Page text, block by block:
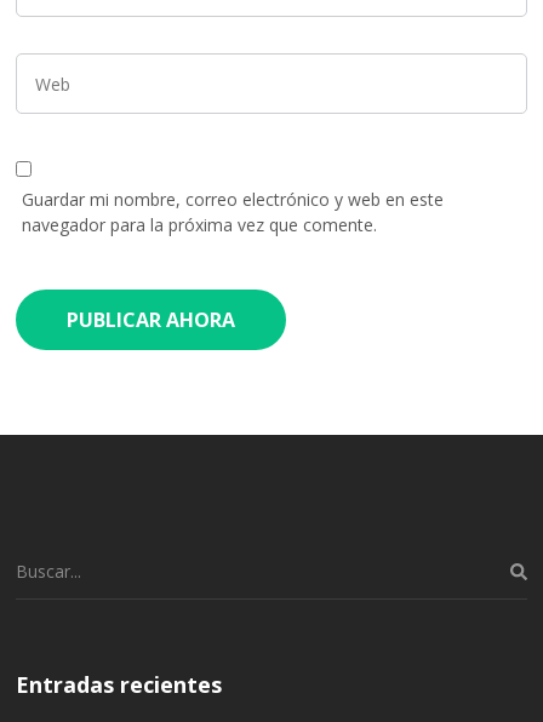
Guardar mi nombre, correo electrónico y web en este
navegador para la próxima vez que comente.
Buscar:
Entradas recientes